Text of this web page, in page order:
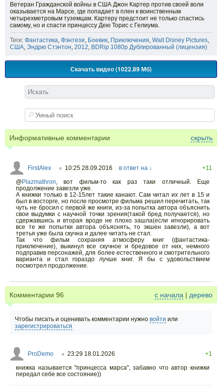
Ветеран Гражданской войны в США Джон Картер против своей воли
оказывается на Марсе, где попадает в плен к воинственным
четырехметровым туземцам. Картеру предстоит не только спастись
самому, но и спасти принцессу Дею Торис с Гелиума.
Теги: Фантастика Фэнтези Боевик Приключения Walt Disney Pictures
США Эндрю Стэнтон 2012 BDRip 1080p Дублированный (лицензия)
Скачать видео (1022.89 Мб)
Информативные комментарии скрыть
FirstAlex ○ 10:25 28.09.2016 в ответ на ↓
+11
@Plazmathron ,вот фильм-то как раз таки отличный. Еще
продолжение завезли уже.
А книжки только в 12-15лет такие канают. Сам читал их лет в 15 и
был в восторге, но после просмотре фильма решил перечитать, так
чуть не бросил с первой же книги, из-за попытка автора объяснить
свои выдумки с научной точки зрения(такой бред получается), но
сдержавшись и вторая вроде не плохо зашла(если игнорировать
все те же попытки автора объяснять, то экшен завезли), а вот
третья уже была скучна и далее читать не стал.
Так что фильм сохраняя атмосферу книг (фантастика-
приключение), выкинул все скучное и бредовое от них, немного
подправив персонажей, для более естественного и смотрительного
варианта и стал гораздо лучше книг. Я бы с удовольствием
посмотрел продолжение.
Комментарии 96 с начала | дерево
Чтобы писать и оценивать комментарии нужно войти или
зарегистрироваться
ProDemo ○ 23:29 18.01.2026
+1
книжка называется "принцесса марса", забавно что автор книжки
передал себе все состояние))